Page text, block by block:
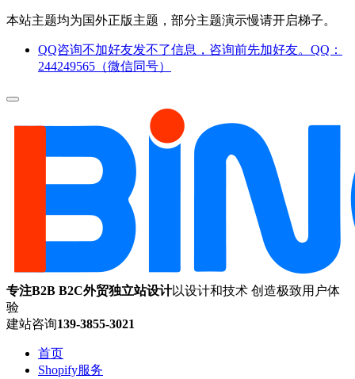
本站主题均为国外正版主题，部分主题演示慢请开启梯子。
QQ咨询不加好友发不了信息，咨询前先加好友。QQ：
244249565（微信同号）
专注B2B B2C外贸独立站设计以设计和技术 创造极致用户体
验
建站咨询139-3855-3021
首页
Shopify服务